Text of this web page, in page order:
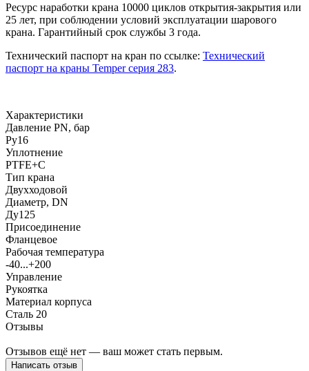
Ресурс наработки крана 10000 циклов открытия-закрытия или
25 лет, при соблюдении условий эксплуатации шарового
крана. Гарантийный срок службы 3 года.
Технический паспорт на кран по ссылке: Технический
паспорт на краны Temper серия 283.
Характеристики
Давление PN, бар
Ру16
Уплотнение
PTFE+C
Тип крана
Двухходовой
Диаметр, DN
Ду125
Присоединение
Фланцевое
Рабочая температура
-40...+200
Управление
Рукоятка
Материал корпуса
Сталь 20
Отзывы
Отзывов ещё нет — ваш может стать первым.
Написать отзыв